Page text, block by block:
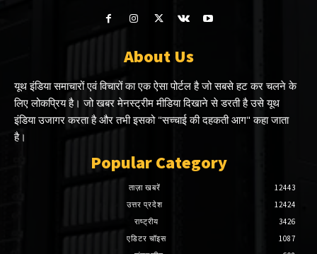
About Us
यूथ इंडिया समाचारों एवं विचारों का एक ऐसा पोर्टल है जो सबसे हट कर चलने के
लिए लोकप्रिय है। जो खबर मेनस्ट्रीम मीडिया दिखाने से डरती है उसे यूथ
इंडिया उजागर करता है और तभी इसको "सच्चाई की दहकती आग" कहा जाता
है।
Popular Category
ताज़ा खबरें
12443
उत्तर प्रदेश
12424
राष्ट्रीय
3426
एडिटर चॉइस
1087